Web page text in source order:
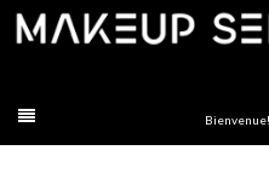
Bienvenue!